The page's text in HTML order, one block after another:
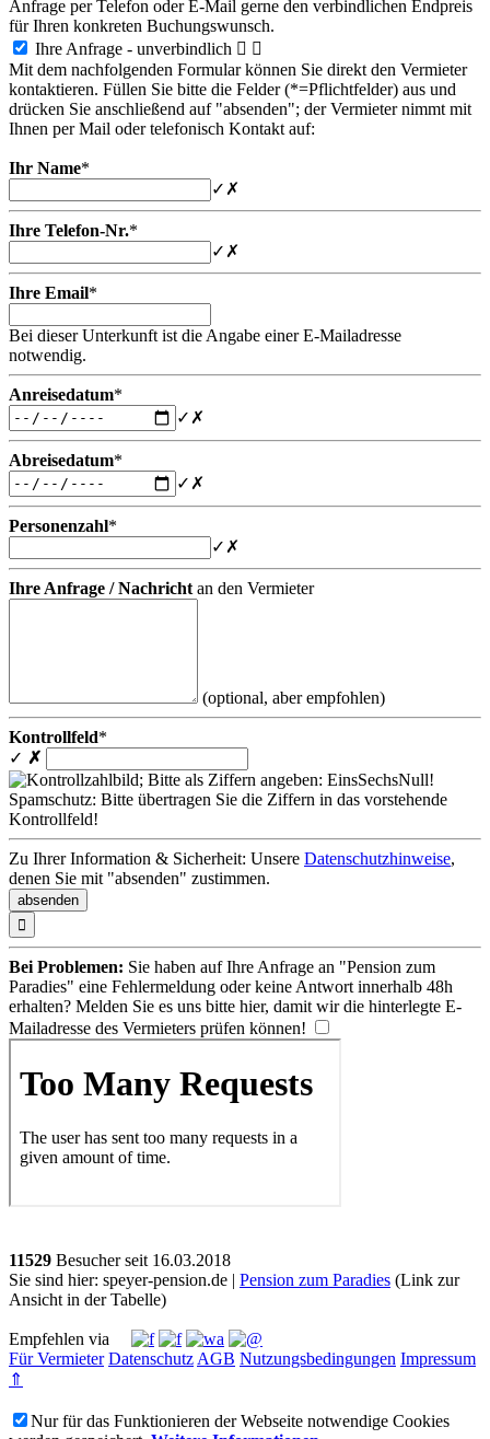
Anfrage per Telefon oder E-Mail gerne den verbindlichen Endpreis
für Ihren konkreten Buchungswunsch.
Ihre Anfrage - unverbindlich  
Mit dem nachfolgenden Formular können Sie direkt den Vermieter
kontaktieren. Füllen Sie bitte die Felder (*=Pflichtfelder) aus und
drücken Sie anschließend auf "absenden"; der Vermieter nimmt mit
Ihnen per Mail oder telefonisch Kontakt auf:
Ihr Name*
✓ ✗
Ihre Telefon-Nr.*
✓ ✗
Ihre Email*
Bei dieser Unterkunft ist die Angabe einer E-Mailadresse
notwendig.
Anreisedatum*
✓ ✗
Abreisedatum*
✓ ✗
Personenzahl*
✓ ✗
Ihre Anfrage / Nachricht an den Vermieter
(optional, aber empfohlen)
Kontrollfeld*
✓ ✗
Spamschutz: Bitte übertragen Sie die Ziffern in das vorstehende
Kontrollfeld!
Zu Ihrer Information & Sicherheit: Unsere Datenschutzhinweise,
denen Sie mit "absenden" zustimmen.

Bei Problemen: Sie haben auf Ihre Anfrage an "Pension zum
Paradies" eine Fehlermeldung oder keine Antwort innerhalb 48h
erhalten? Melden Sie es uns bitte hier, damit wir die hinterlegte E-
Mailadresse des Vermieters prüfen können!
11529 Besucher seit 16.03.2018
Sie sind hier: speyer-pension.de | Pension zum Paradies (Link zur
Ansicht in der Tabelle)
Empfehlen via
Für Vermieter Datenschutz AGB Nutzungsbedingungen Impressum
⇑
Nur für das Funktionieren der Webseite notwendige Cookies